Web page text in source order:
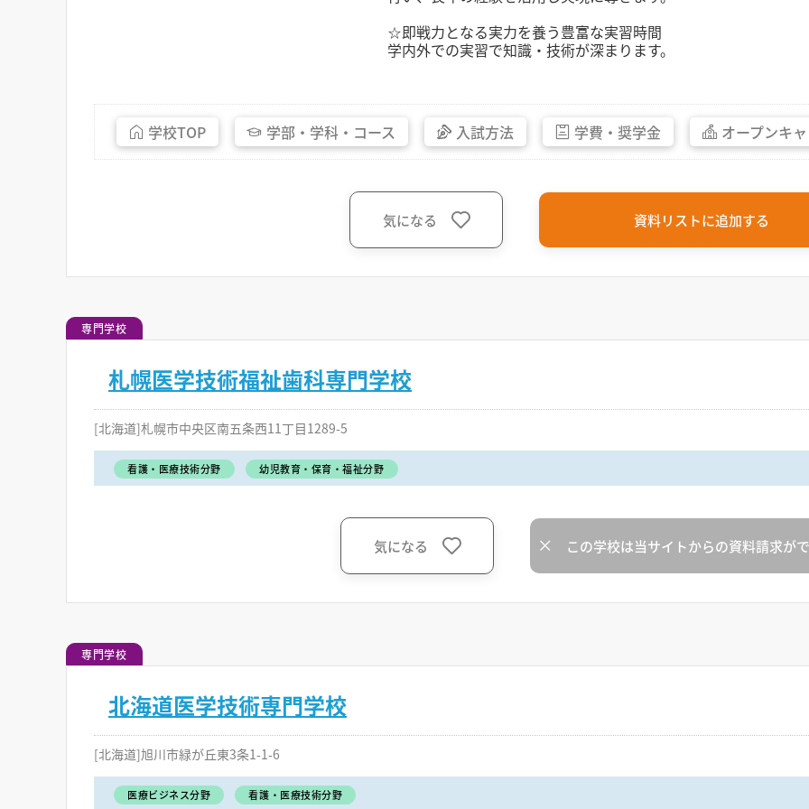
☆即戦力となる実力を養う豊富な実習時間
学内外での実習で知識・技術が深まります。
学校TOP 学部・ 学科・ コース 入試方法 学費・ 奨学金 オープンキ
気になる 資料リストに追加する
専門学校
札幌医学技術福祉歯科専門学校
[北海道]札幌市中央区南五条西11丁目1289-5
看護・医療技術分野 幼児教育・保育・福祉分野
気になる この学校は当サイトからの資料請求が
専門学校
北海道医学技術専門学校
[北海道]旭川市緑が丘東3条1-1-6
医療ビジネス分野 看護・医療技術分野